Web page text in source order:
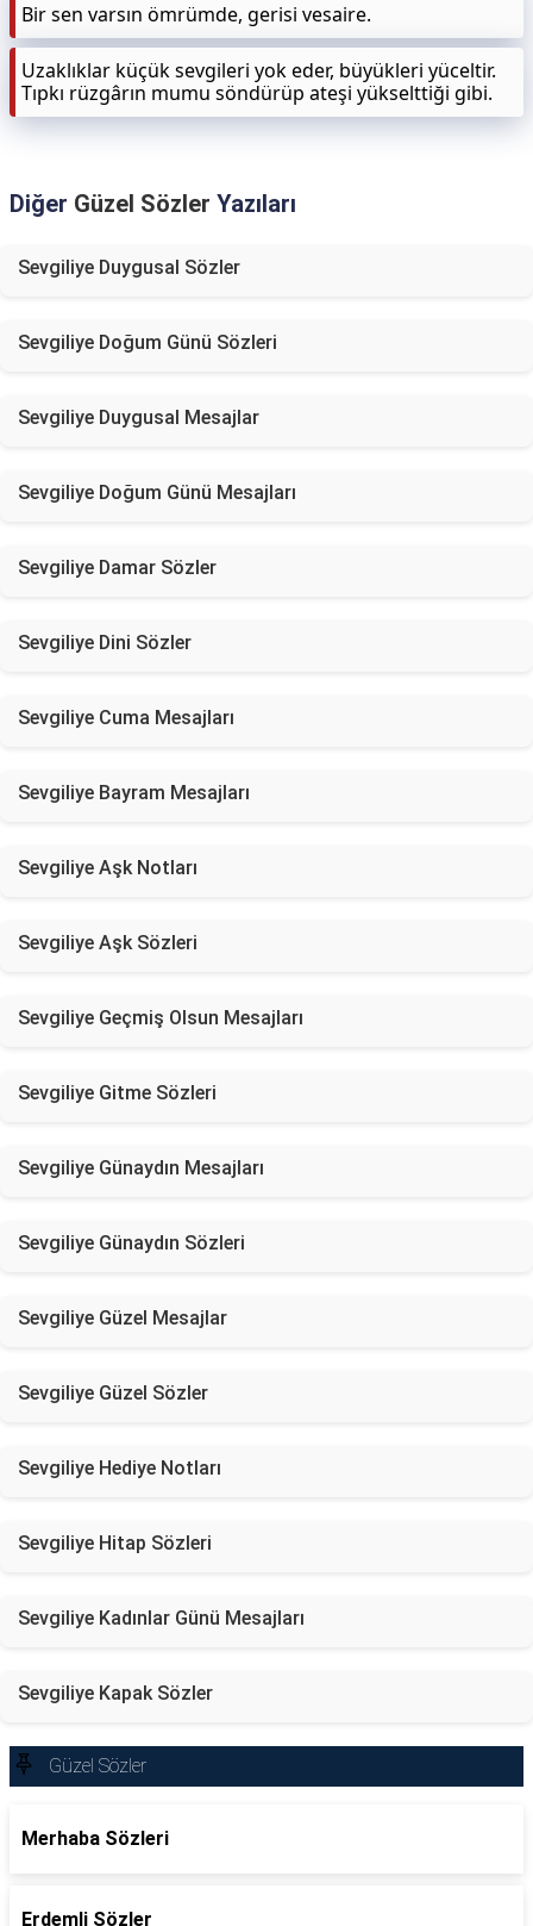
Bir sen varsın ömrümde, gerisi vesaire.
Uzaklıklar küçük sevgileri yok eder, büyükleri yüceltir.
Tıpkı rüzgârın mumu söndürüp ateşi yükselttiği gibi.
Diğer Güzel Sözler Yazıları
Sevgiliye Duygusal Sözler
Sevgiliye Doğum Günü Sözleri
Sevgiliye Duygusal Mesajlar
Sevgiliye Doğum Günü Mesajları
Sevgiliye Damar Sözler
Sevgiliye Dini Sözler
Sevgiliye Cuma Mesajları
Sevgiliye Bayram Mesajları
Sevgiliye Aşk Notları
Sevgiliye Aşk Sözleri
Sevgiliye Geçmiş Olsun Mesajları
Sevgiliye Gitme Sözleri
Sevgiliye Günaydın Mesajları
Sevgiliye Günaydın Sözleri
Sevgiliye Güzel Mesajlar
Sevgiliye Güzel Sözler
Sevgiliye Hediye Notları
Sevgiliye Hitap Sözleri
Sevgiliye Kadınlar Günü Mesajları
Sevgiliye Kapak Sözler
Güzel Sözler
Merhaba Sözleri
Erdemli Sözler